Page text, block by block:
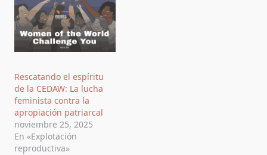
Rescatando el espíritu
de la CEDAW: La lucha
feminista contra la
apropiación patriarcal
noviembre 25, 2025
En «Explotación
reproductiva»